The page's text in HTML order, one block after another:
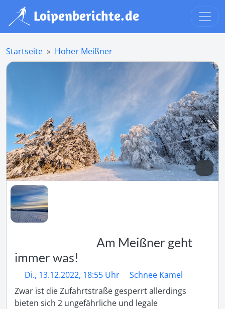
Startseite Hoher Meißner
Am Meißner geht
immer was!
Di., 13.12.2022, 18:55 Uhr
Schnee Kamel
Zwar ist die Zufahrtstraße gesperrt allerdings
bieten sich 2 ungefährliche und legale